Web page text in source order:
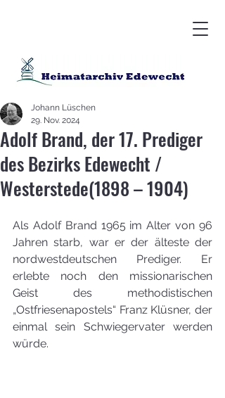
Adolf Brand, der 17. Prediger
des Bezirks Edewecht /
Westerstede(1898 – 1904)
Johann Lüschen
29. Nov. 2024
Als Adolf Brand 1965 im Alter von 96
Jahren starb, war er der älteste der
nordwestdeutschen Prediger. Er
erlebte noch den missionarischen
Geist des methodistischen
„Ostfriesenapostels“ Franz Klüsner, der
einmal sein Schwiegervater werden
würde.